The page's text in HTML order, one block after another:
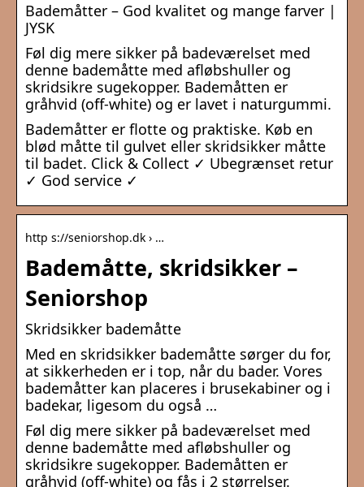
Bademåtter – God kvalitet og mange farver |
JYSK
Føl dig mere sikker på badeværelset med
denne bademåtte med afløbshuller og
skridsikre sugekopper. Bademåtten er
gråhvid (off-white) og er lavet i naturgummi.
Bademåtter er flotte og praktiske. Køb en
blød måtte til gulvet eller skridsikker måtte
til badet. Click & Collect ✓ Ubegrænset retur
✓ God service ✓
http s://seniorshop.dk › …
Bademåtte, skridsikker –
Seniorshop
Skridsikker bademåtte
Med en skridsikker bademåtte sørger du for,
at sikkerheden er i top, når du bader. Vores
bademåtter kan placeres i brusekabiner og i
badekar, ligesom du også …
Føl dig mere sikker på badeværelset med
denne bademåtte med afløbshuller og
skridsikre sugekopper. Bademåtten er
gråhvid (off-white) og fås i 2 størrelser.